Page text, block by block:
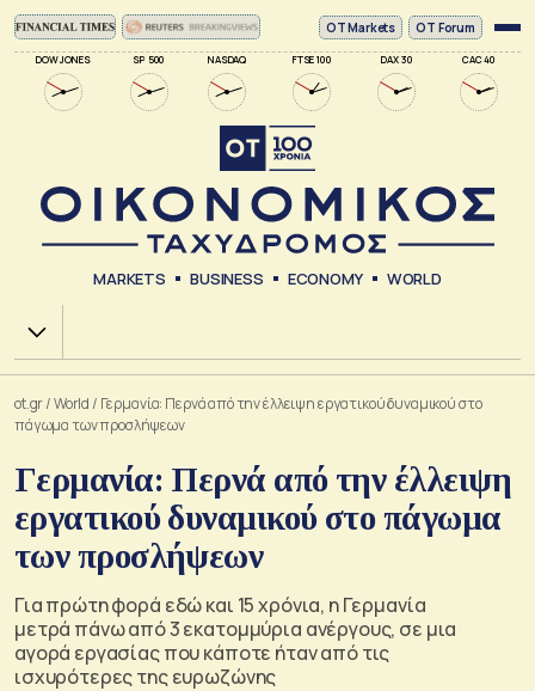
DOW JONES SP 500 NASDAQ FTSE 100 DAX 30 CAC 40
ΟΤ Markets OT Forum
MARKETS BUSINESS ECONOMY WORLD
Χ.Α.
ot.gr/World / Γερμανία: Περνά από την έλλειψη εργατικού δυναμικού στο
πάγωμα των προσλήψεων
Γερμανία: Περνά από την έλλειψη
εργατικού δυναμικού στο πάγωμα
των προσλήψεων
Για πρώτη φορά εδώ και 15 χρόνια, η Γερμανία
μετρά πάνω από 3 εκατομμύρια ανέργους, σε μια
αγορά εργασίας που κάποτε ήταν από τις
ισχυρότερες της ευρωζώνης